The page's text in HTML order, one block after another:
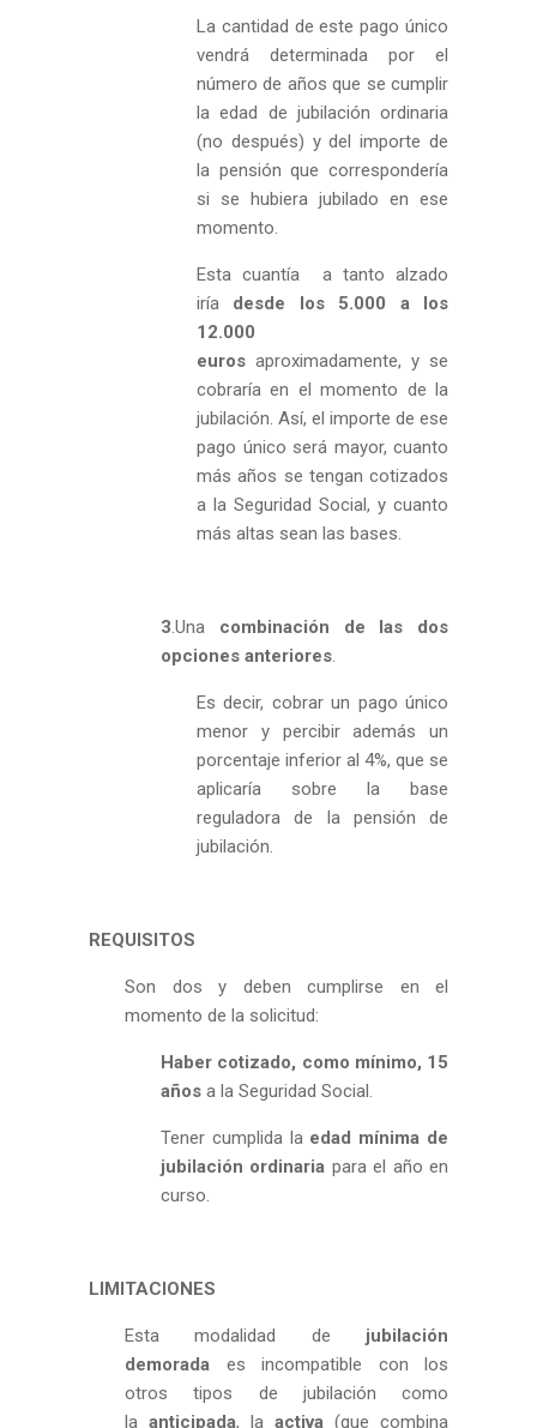
La cantidad de este pago único
vendrá determinada por el
número de años que se cumplir
la edad de jubilación ordinaria
(no después) y del importe de
la pensión que correspondería
si se hubiera jubilado en ese
momento.
Esta cuantía a tanto alzado
iría desde los
5.000 a los
12.000
euros aproximadamente, y se
cobraría en el momento de la
jubilación. Así, el importe de ese
pago único será mayor, cuanto
más años se tengan cotizados
a la Seguridad Social, y cuanto
más altas sean las bases.
3.Una combinación de las dos
opciones anteriores.
Es decir, cobrar un pago único
menor y percibir además un
porcentaje inferior al 4%, que se
aplicaría sobre la base
reguladora de la pensión de
jubilación.
REQUISITOS
Son dos y deben cumplirse en el
momento de la solicitud:
Haber cotizado, como mínimo, 15
años a la Seguridad Social.
Tener cumplida la edad mínima de
jubilación ordinaria para el año en
curso.
LIMITACIONES
Esta modalidad de jubilación
demorada es incompatible con los
otros tipos de jubilación como
la anticipada, la activa (que combina